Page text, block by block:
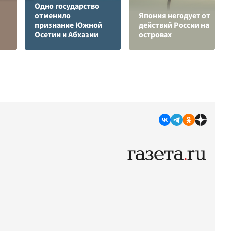
Одно государство
отменило
признание Южной
Осетии и Абхазии
Япония негодует от
действий России на
островах